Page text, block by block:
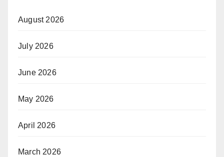
August 2026
July 2026
June 2026
May 2026
April 2026
March 2026